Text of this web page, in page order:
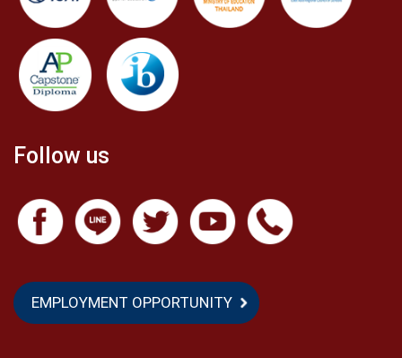
ทางของฉันได้ ตั้งแต่วันแรกจนถึงวันสุดท้ายในฐานะ
นักเรียนโรงเรียน ASBGV สุดท้ายนี้ ฉันอยากจะ
ขอบคุณ Kate, Four, Five, Nine, Oou, August, Phate,
Ziew, Um และทุกคนในโรงเรียนโดยเฉพาะ Mrs.
Meca ครู และเพื่อน ๆ ของฉัน ฉันรักโรงเรียน ASBGV!
Follow us
EMPLOYMENT OPPORTUNITY